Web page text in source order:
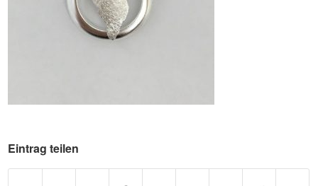
Eintrag teilen